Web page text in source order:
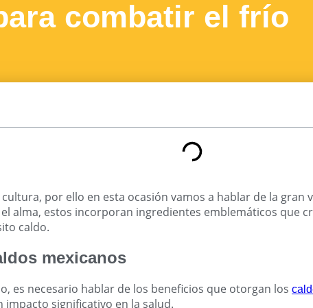
combatir el frío
por ello en esta ocasión vamos a hablar de la gran
alma, estos incorporan ingredientes emblemáticos que
caldo.
mexicanos
es necesario hablar de los beneficios que otorgan los
significativo en la salud.